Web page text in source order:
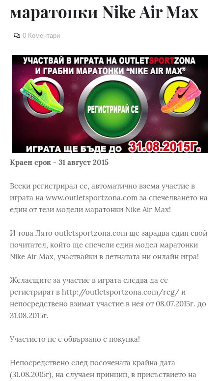
маратонки Nike Air Max
0 Коментари
Краен срок - 31 август 2015
Всеки регистрирал се, автоматично взема участие в
играта на www.outletsportzona.com за спечелването на
един от тези модели маратонки Nike Air Max!
И това Лято outletsportzona.com ще зарадва един свой
почитател, който ще спечели един модел маратонки
Nike Air Max, участвайки в летнатата ни онлайн игра!
Желаещите за участие в играта следва да се
регистрират в http://outletsportzona.com/reg/ и
непосредствено взимат участие в нея от 08.07.2015г. до
31.08.2015г.
Участието не е обвързано с покупка!
Непосредствено след посочената крайна дата
(31.08.2015г), на случаен принцип, в присъствието на